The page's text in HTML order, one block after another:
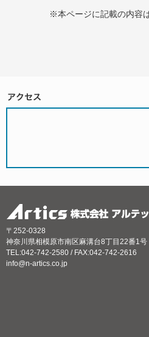
※本ページに記載の内容
〒252-0328
神奈川県相模原市南区麻溝台8丁目22番1号
TEL:042-742-2580 / FAX:042-742-2616
info@n-artics.co.jp